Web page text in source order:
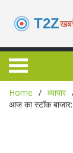
Home
व्यापार
आज का स्टॉक